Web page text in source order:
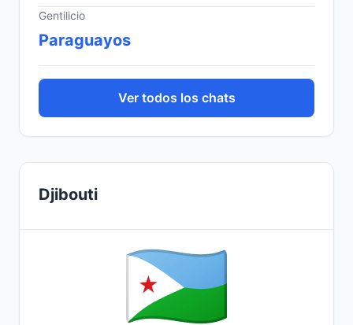
Gentilicio
Paraguayos
Ver todos los chats
Djibouti